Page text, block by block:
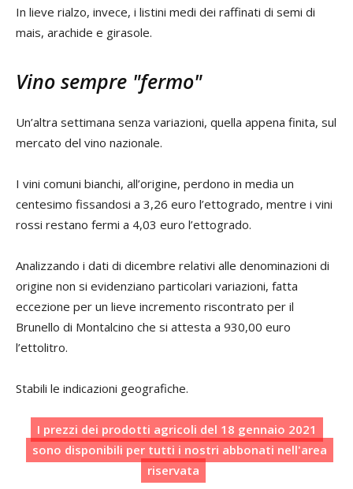
In lieve rialzo, invece, i listini medi dei raffinati di semi di
mais, arachide e girasole.
Vino sempre "fermo"
Un’altra settimana senza variazioni, quella appena finita, sul
mercato del vino nazionale.
I vini comuni bianchi, all’origine, perdono in media un
centesimo fissandosi a 3,26 euro l’ettogrado, mentre i vini
rossi restano fermi a 4,03 euro l’ettogrado.
Analizzando i dati di dicembre relativi alle denominazioni di
origine non si evidenziano particolari variazioni, fatta
eccezione per un lieve incremento riscontrato per il
Brunello di Montalcino che si attesta a 930,00 euro
l’ettolitro.
Stabili le indicazioni geografiche.
I prezzi dei prodotti agricoli del 18 gennaio 2021
sono disponibili per tutti i nostri abbonati nell'area
riservata